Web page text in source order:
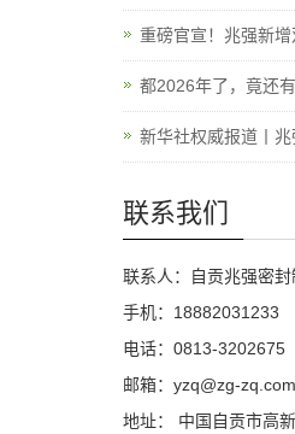
重磅官宣！兆强新增
都2026年了，竟还
新华社权威报道丨
联系我们
联系人：自贡兆强密
手机：18882031233
电话：0813-3202675
邮箱：yzq@zg-zq.com
地址： 中国自贡市高